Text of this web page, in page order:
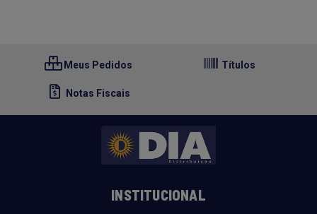
Meus Pedidos Títulos
Notas Fiscais
INSTITUCIONAL